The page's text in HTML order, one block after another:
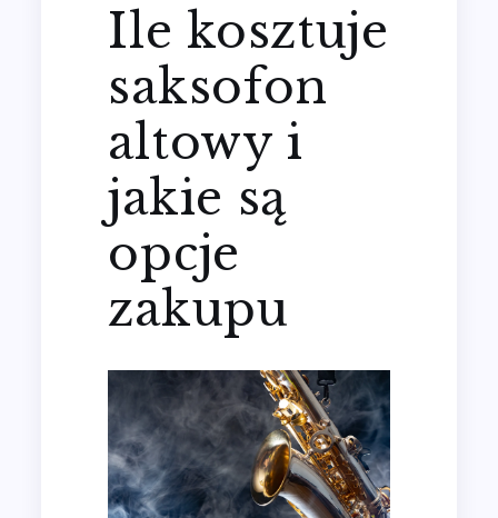
Ile kosztuje
saksofon
altowy i
jakie są
opcje
zakupu